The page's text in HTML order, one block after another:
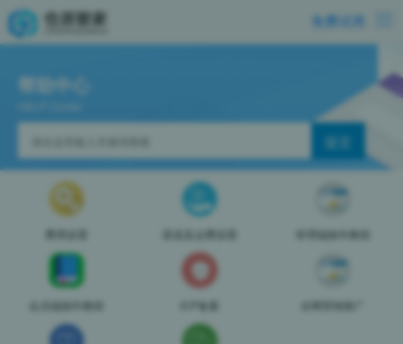
免费试用
帮助中心
费用设置 渠道及运费设置 管理端操作教程
会员端操作教程 ICP备案 全网营销推广